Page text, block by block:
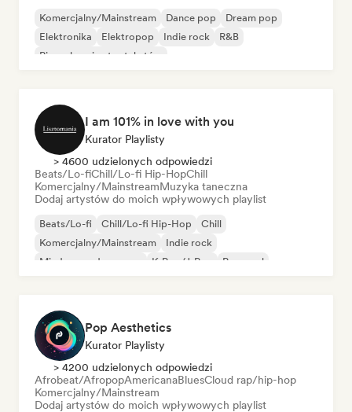
Komercjalny/Mainstream Dance pop
Dream pop
Elektronika
Elektropop Indie rock
R&B
Piosenkarz i autor tekstów
I am 101% in love with you
Kurator Playlisty
> 4600 udzielonych odpowiedzi
Beats/Lo-fiChill/Lo-fi Hip-HopChill
Komercjalny/MainstreamMuzyka taneczna
Dodaj artystów do moich wpływowych playlist
Beats/Lo-fi Chill/Lo-fi Hip-Hop
Chill
Komercjalny/Mainstream
Indie rock
Międzynarodowy pop
K-Pop/J-Pop Pop-soul
Pop Aesthetics
Kurator Playlisty
> 4200 udzielonych odpowiedzi
Afrobeat/AfropopAmericanaBluesCloud rap/hip-hop
Komercjalny/Mainstream
Dodaj artystów do moich wpływowych playlist